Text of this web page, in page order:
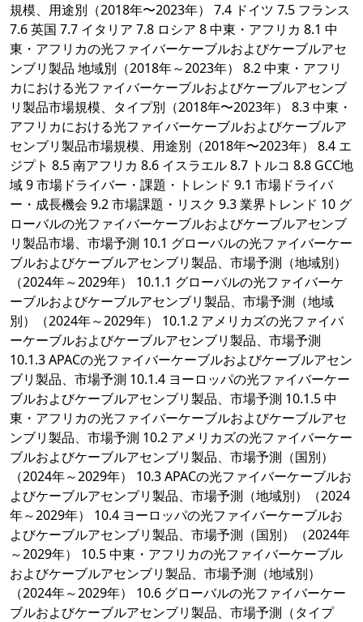
規模、用途別（2018年〜2023年） 7.4 ドイツ 7.5 フランス
7.6 英国 7.7 イタリア 7.8 ロシア 8 中東・アフリカ 8.1 中
東・アフリカの光ファイバーケーブルおよびケーブルアセ
ンブリ製品 地域別（2018年～2023年） 8.2 中東・アフリ
カにおける光ファイバーケーブルおよびケーブルアセンブ
リ製品市場規模、タイプ別（2018年〜2023年） 8.3 中東・
アフリカにおける光ファイバーケーブルおよびケーブルア
センブリ製品市場規模、用途別（2018年〜2023年） 8.4 エ
ジプト 8.5 南アフリカ 8.6 イスラエル 8.7 トルコ 8.8 GCC地
域 9 市場ドライバー・課題・トレンド 9.1 市場ドライバ
ー・成長機会 9.2 市場課題・リスク 9.3 業界トレンド 10 グ
ローバルの光ファイバーケーブルおよびケーブルアセンブ
リ製品市場、市場予測 10.1 グローバルの光ファイバーケー
ブルおよびケーブルアセンブリ製品、市場予測（地域別）
（2024年～2029年） 10.1.1 グローバルの光ファイバーケ
ーブルおよびケーブルアセンブリ製品、市場予測（地域
別）（2024年～2029年） 10.1.2 アメリカズの光ファイバ
ーケーブルおよびケーブルアセンブリ製品、市場予測
10.1.3 APACの光ファイバーケーブルおよびケーブルアセン
ブリ製品、市場予測 10.1.4 ヨーロッパの光ファイバーケー
ブルおよびケーブルアセンブリ製品、市場予測 10.1.5 中
東・アフリカの光ファイバーケーブルおよびケーブルアセ
ンブリ製品、市場予測 10.2 アメリカズの光ファイバーケー
ブルおよびケーブルアセンブリ製品、市場予測（国別）
（2024年～2029年） 10.3 APACの光ファイバーケーブルお
よびケーブルアセンブリ製品、市場予測（地域別）（2024
年～2029年） 10.4 ヨーロッパの光ファイバーケーブルお
よびケーブルアセンブリ製品、市場予測（国別）（2024年
～2029年） 10.5 中東・アフリカの光ファイバーケーブル
およびケーブルアセンブリ製品、市場予測（地域別）
（2024年～2029年） 10.6 グローバルの光ファイバーケー
ブルおよびケーブルアセンブリ製品、市場予測（タイプ